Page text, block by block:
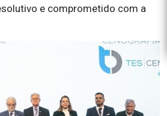
e comprometido com a